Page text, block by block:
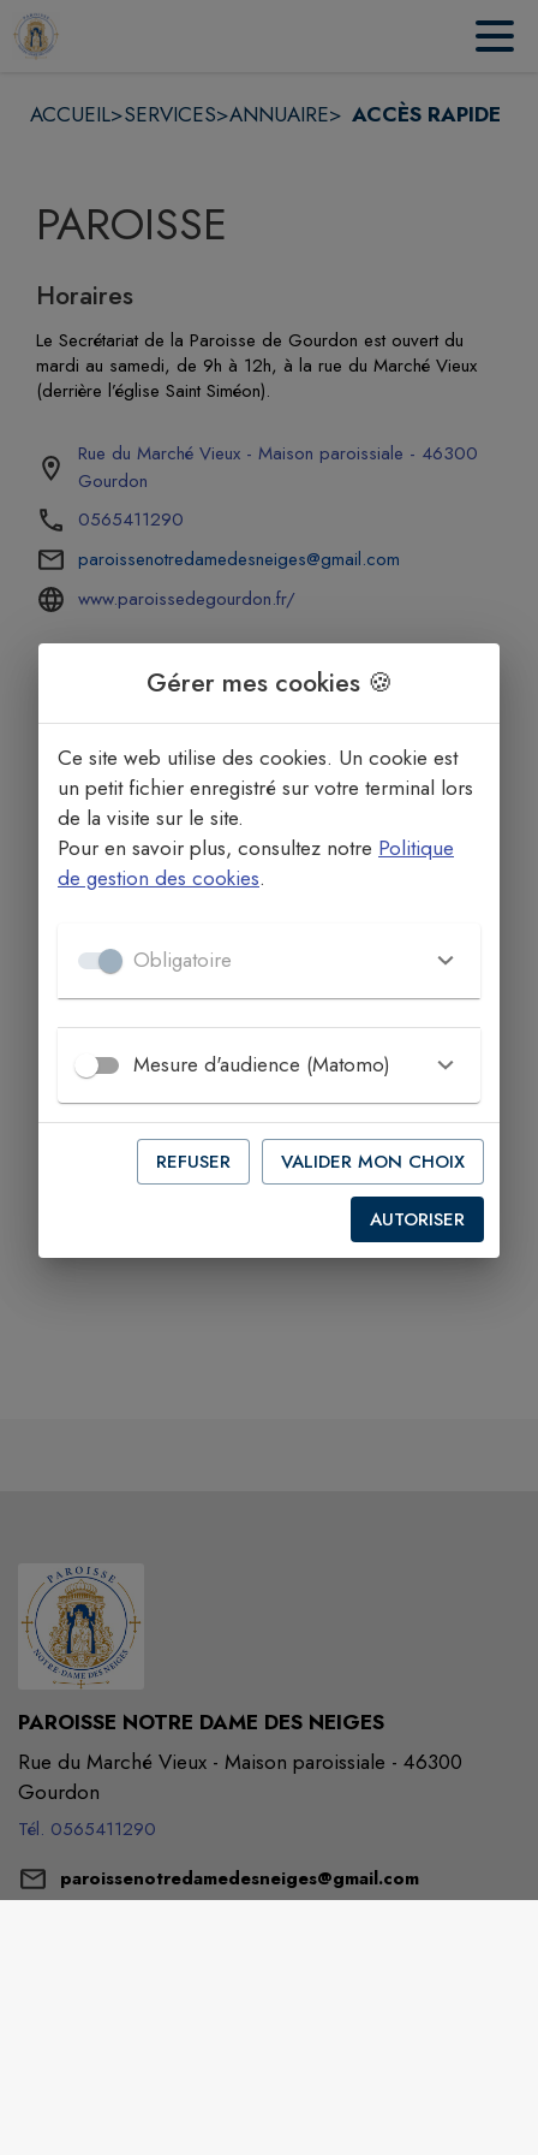
Contenu
ACCUEIL>SERVICES>ANNUAIRE> ACCÈS RAPIDE
PAROISSE
Horaires
Le Secrétariat de la Paroisse de Gourdon est ouvert du
mardi au samedi, de 9h à 12h, à la rue du Marché Vieux
(derrière l’église Saint Siméon).
Rue du Marché Vieux - Maison paroissiale - 46300
Gourdon
0565411290
paroissenotredamedesneiges@gmail.com
www.paroissedegourdon.fr/
PAROISSE NOTRE DAME DES NEIGES
Rue du Marché Vieux - Maison paroissiale - 46300
Gourdon
Tél. 0565411290
paroissenotredamedesneiges@gmail.com
Gérer mes cookies 🍪
Ce site web utilise des cookies. Un cookie est
un petit fichier enregistré sur votre terminal lors
de la visite sur le site.
Pour en savoir plus, consultez notre Politique
de gestion des cookies.
Obligatoire
Mesure d'audience (Matomo)
REFUSER VALIDER MON CHOIX
AUTORISER